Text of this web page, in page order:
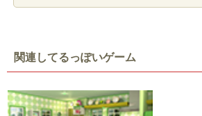
関連してるっぽいゲーム